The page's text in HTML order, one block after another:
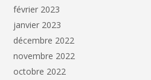
février 2023
janvier 2023
décembre 2022
novembre 2022
octobre 2022